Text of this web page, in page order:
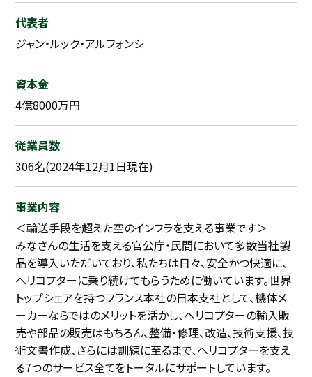
代表者
ジャン・ルック・アルフォンシ
資本金
4億8000万円
従業員数
306名(2024年12月1日現在)
事業内容
＜輸送手段を超えた空のインフラを支える事業です＞
みなさんの生活を支える官公庁・民間において多数当社製
品を導入いただいており、私たちは日々、安全かつ快適に、
ヘリコプターに乗り続けてもらうために働いています。世界
トップシェアを持つフランス本社の日本支社として、機体メ
ーカーならではのメリットを活かし、ヘリコプターの輸入販
売や部品の販売はもちろん、整備・修理、改造、技術支援、技
術文書作成、さらには訓練に至るまで、ヘリコプターを支え
る7つのサービス全てをトータルにサポートしています。